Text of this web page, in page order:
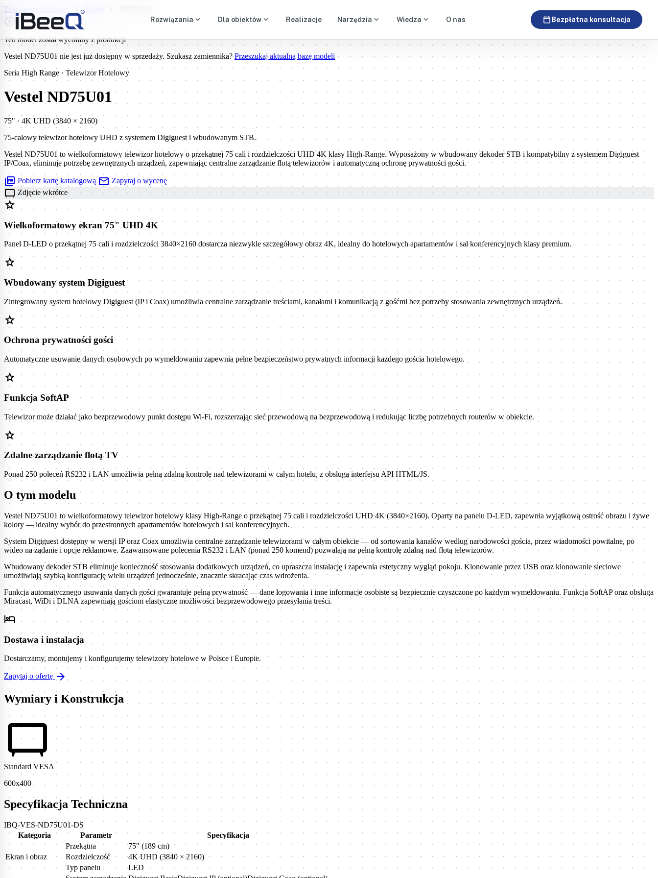
Rozwiązania expand_more Dla obiektówexpand_more Realizacje Narzędzia expand_more Wiedza expand_more O nas calendar_today Bezpłatna konsultacja
Telewizory hotelowe chevron_right
highlight_off
Ten model został wycofany z produkcji
Vestel ND75U01 nie jest już dostępny w sprzedaży. Szukasz zamiennika?Przeszukaj aktualną bazę modeli
Seria High Range · Telewizor Hotelowy
Vestel ND75U01
75" · 4K UHD (3840 × 2160)
75-calowy telewizor hotelowy UHD z systemem Digiguest i wbudowanym STB.
Vestel ND75U01 to wielkoformatowy telewizor hotelowy o przekątnej 75 cali i rozdzielczości UHD 4K klasy High-Range. Wyposażony w wbudowany dekoder STB i kompatybilny z systemem Digiguest
IP/Coax, eliminuje potrzebę zewnętrznych urządzeń, zapewniając centralne zarządzanie flotą telewizorów i automatyczną ochronę prywatności gości.
picture_as_pdf Pobierz kartę katalogową mail Zapytaj o wycenę
tv_gen Zdjęcie wkrótce
star
Wielkoformatowy ekran 75" UHD 4K
Panel D-LED o przekątnej 75 cali i rozdzielczości 3840×2160 dostarcza niezwykle szczegółowy obraz 4K, idealny do hotelowych apartamentów i sal konferencyjnych klasy premium.
star
Wbudowany system Digiguest
Zintegrowany system hotelowy Digiguest (IP i Coax) umożliwia centralne zarządzanie treściami, kanałami i komunikacją z gośćmi bez potrzeby stosowania zewnętrznych urządzeń.
star
Ochrona prywatności gości
Automatyczne usuwanie danych osobowych po wymeldowaniu zapewnia pełne bezpieczeństwo prywatnych informacji każdego gościa hotelowego.
star
Funkcja SoftAP
Telewizor może działać jako bezprzewodowy punkt dostępu Wi-Fi, rozszerzając sieć przewodową na bezprzewodową i redukując liczbę potrzebnych routerów w obiekcie.
star
Zdalne zarządzanie flotą TV
Ponad 250 poleceń RS232 i LAN umożliwia pełną zdalną kontrolę nad telewizorami w całym hotelu, z obsługą interfejsu API HTML/JS.
O tym modelu
Vestel ND75U01 to wielkoformatowy telewizor hotelowy klasy High-Range o przekątnej 75 cali i rozdzielczości UHD 4K (3840×2160). Oparty na panelu D-LED, zapewnia wyjątkową ostrość obrazu i żywe
kolory — idealny wybór do przestronnych apartamentów hotelowych i sal konferencyjnych.
System Digiguest dostępny w wersji IP oraz Coax umożliwia centralne zarządzanie telewizorami w całym obiekcie — od sortowania kanałów według narodowości gościa, przez wiadomości powitalne, po
wideo na żądanie i opcje reklamowe. Zaawansowane polecenia RS232 i LAN (ponad 250 komend) pozwalają na pełną kontrolę zdalną nad flotą telewizorów.
Wbudowany dekoder STB eliminuje konieczność stosowania dodatkowych urządzeń, co upraszcza instalację i zapewnia estetyczny wygląd pokoju. Klonowanie przez USB oraz klonowanie sieciowe
umożliwiają szybką konfigurację wielu urządzeń jednocześnie, znacznie skracając czas wdrożenia.
Funkcja automatycznego usuwania danych gości gwarantuje pełną prywatność — dane logowania i inne informacje osobiste są bezpiecznie czyszczone po każdym wymeldowaniu. Funkcja SoftAP oraz obsługa
Miracast, WiDi i DLNA zapewniają gościom elastyczne możliwości bezprzewodowego przesyłania treści.
hotel
Dostawa i instalacja
Dostarczamy, montujemy i konfigurujemy telewizory hotelowe w Polsce i Europie.
Zapytaj o ofertę arrow_forward
Wymiary i Konstrukcja
tv_gen
Standard VESA
600x400
Specyfikacja Techniczna
IBQ-VES-ND75U01-DS
Kategoria
Parametr Specyfikacja
Ekran i obraz
Przekątna
75" (189 cm)
Rozdzielczość
4K UHD (3840 × 2160)
Typ panelu
LED